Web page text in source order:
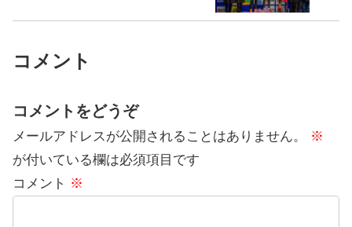
コメント
コメントをどうぞ
メールアドレスが公開されることはありません。
※
が付いている欄は必須項目です
コメント ※